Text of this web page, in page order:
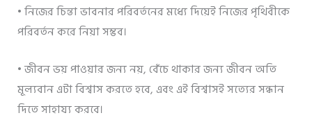
• নিজের চিন্তা ভাবনার পরিবর্তনের মধ্যে দিয়েই নিজের পৃথিবীকে
পরিবর্তন করে নিয়া সম্ভব।
• জীবন ভয় পাওয়ার জন্য নয়, বেঁচে থাকার জন্য জীবন অতি
মূল্যবান এটা বিশ্বাস করতে হবে, এবং এই বিশ্বাসই সত্যের সন্ধান
দিতে সাহায্য করবে।